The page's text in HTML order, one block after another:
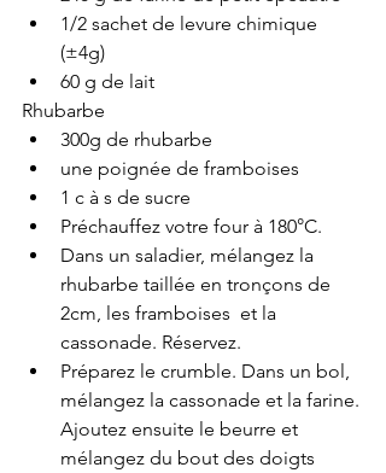
1/2 sachet de levure chimique
(±4g)
60 g de lait
Rhubarbe
300g de rhubarbe
une poignée de framboises
1 c à s de sucre
Préchauffez votre four à 180°C.
Dans un saladier, mélangez la
rhubarbe taillée en tronçons de
2cm, les framboises  et la
cassonade. Réservez.
Préparez le crumble. Dans un bol,
mélangez la cassonade et la farine.
Ajoutez ensuite le beurre et
mélangez du bout des doigts